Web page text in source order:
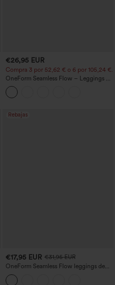
€26,95 EUR
Compra 3 por 52,62 € o 6 por 105,24 €.
OneForm Seamless Flow – Leggings de
yoga sin costuras, tiro medio, control de
abdomen y realce de glúteos
Rebajas
€17,95 EUR €31,95 EUR
OneForm Seamless Flow leggings de
yoga de talle alto con control abdominal
y realce de glúteos